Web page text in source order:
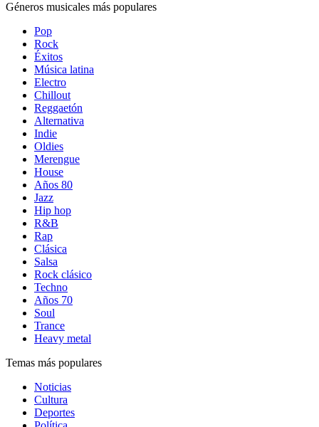
Géneros musicales más populares
Pop
Rock
Éxitos
Música latina
Electro
Chillout
Reggaetón
Alternativa
Indie
Oldies
Merengue
House
Años 80
Jazz
Hip hop
R&B
Rap
Clásica
Salsa
Rock clásico
Techno
Años 70
Soul
Trance
Heavy metal
Temas más populares
Noticias
Cultura
Deportes